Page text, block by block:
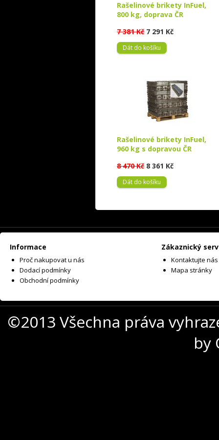
Rašelinové brikety InFuel,
800 kg, doprava ČR
7 381 Kč 7 291 Kč
Dát do košíku
Rašelinové brikety InFuel,
960 kg s dopravou ČR
8 470 Kč 8 361 Kč
Dát do košíku
Informace
Proč nakupovat u nás
Dodací podmínky
Obchodní podmínky
Zákaznický
Kontaktujte nás
Mapa stránky
©2013 Všechna práva
by